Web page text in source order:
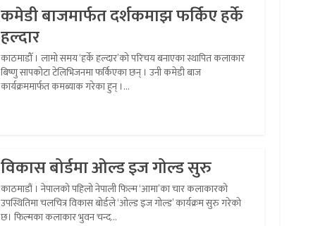
कमेडी बाजमार्फत दर्शकमाझ फर्किए हर्के
हल्दार
काठमाडौँ । लामो समय ‘हर्के हल्दार’को परिचय बनाएका स्थापित कलाकार
बिष्णु सापकोटा टेलिभिजनमा फर्किएका छन् । उनी कमेडी बाज
कार्यक्रममार्फत कमब्याक गरेका हुन् ।...
विकास बोर्डमा ओल्ड इज गोल्ड सुरु
काठमाडौं । नेपालको पहिलो नेपाली फिल्म ‘आमा’का चार कलाकारको
उपस्थितिमा चलचित्र विकास बोर्डले ‘ओल्ड इज गोल्ड’ कार्यक्रम सुरु गरेको
छ। फिल्मका कलाकार भुवन चन्द...